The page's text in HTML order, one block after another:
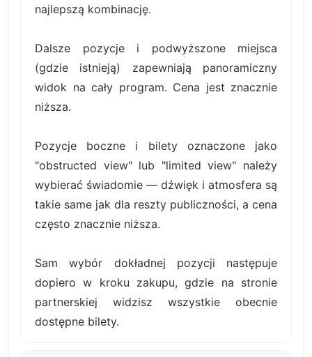
najlepszą kombinację.
Dalsze pozycje i podwyższone miejsca
(gdzie istnieją) zapewniają panoramiczny
widok na cały program. Cena jest znacznie
niższa.
Pozycje boczne i bilety oznaczone jako
"obstructed view" lub "limited view" należy
wybierać świadomie — dźwięk i atmosfera są
takie same jak dla reszty publiczności, a cena
często znacznie niższa.
Sam wybór dokładnej pozycji następuje
dopiero w kroku zakupu, gdzie na stronie
partnerskiej widzisz wszystkie obecnie
dostępne bilety.